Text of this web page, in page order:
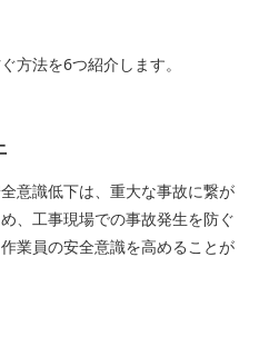
方法を6つ紹介します。
意識低下は、重大な事故に繋が
、工事現場での事故発生を防ぐ
業員の安全意識を高めることが